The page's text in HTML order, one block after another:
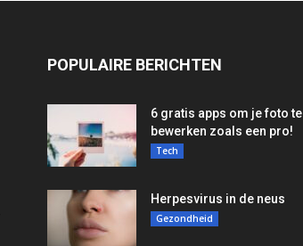
POPULAIRE BERICHTEN
6 gratis apps om je foto te
bewerken zoals een pro!
Tech
Herpesvirus in de neus
Gezondheid